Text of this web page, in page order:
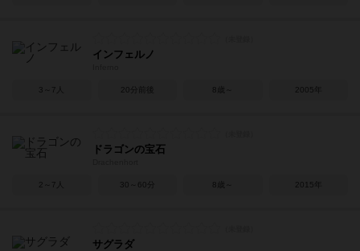
インフェルノ
3～7人 20分前後 8歳～ 2005年
ドラゴンの宝石
2～7人 30～60分 8歳～ 2015年
サグラダ